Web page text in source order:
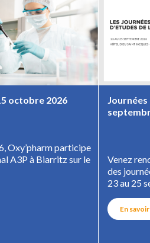
octobre 2026
Oxy’pharm participe
A3P à Biarritz sur le
Journées
Venez
des
23 au 25
En